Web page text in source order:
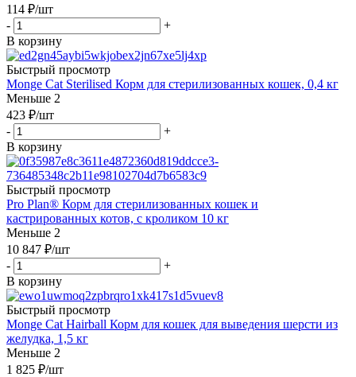
114 ₽/шт
-
+
В корзину
Быстрый просмотр
Monge Cat Sterilised Корм для стерилизованных кошек, 0,4 кг
Меньше 2
423 ₽/шт
-
+
В корзину
Быстрый просмотр
Pro Plan® Корм для стерилизованных кошек и
кастрированных котов, с кроликом 10 кг
Меньше 2
10 847 ₽/шт
-
+
В корзину
Быстрый просмотр
Monge Cat Hairball Корм для кошек для выведения шерсти из
желудка, 1,5 кг
Меньше 2
1 825 ₽/шт